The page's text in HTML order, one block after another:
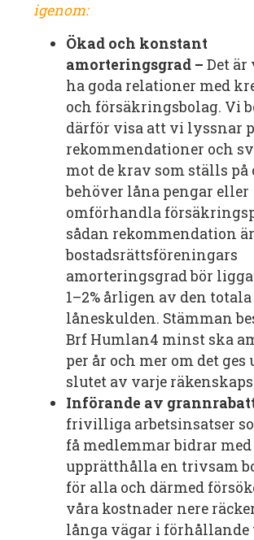
igenom:
Ökad och konstant
amorteringsgrad –Det
ha goda relationer med
och försäkringsbolag. Vi
därför visa att vi lyssnar
rekommendationer och
mot de krav som ställs på
behöver låna pengar eller
omförhandla
sådan rekommendation
bostadsrättsföreningars
amorteringsgrad bör
1–2% årligen av den totala
låneskulden. Stämman
Brf Humlan4 minst ska
per år och mer om det
slutet av varje
Införande av
frivilliga arbetsinsatser
få medlemmar bidrar
upprätthålla en trivsam
för alla och därmed
våra kostnader nere
långa vägar i